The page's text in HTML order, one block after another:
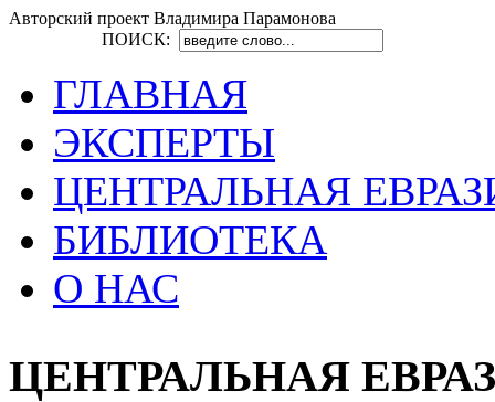
Авторский проект Владимира Парамонова
ПОИСК:
ГЛАВНАЯ
ЭКСПЕРТЫ
ЦЕНТРАЛЬНАЯ
БИБЛИОТЕКА
О НАС
ЦЕНТРАЛЬНАЯ